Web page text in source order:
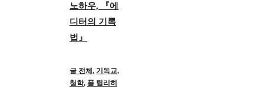
노하우, 『에
디터의 기록
법』
글 전체 , 기독교,
철학, 폴 틸리히